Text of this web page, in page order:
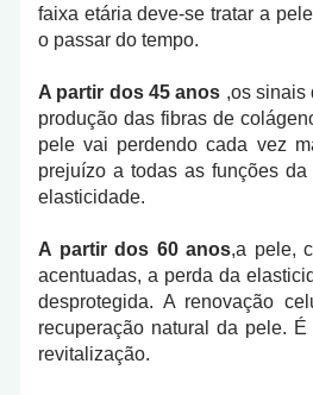
faixa etária deve-se tratar a
o passar do tempo.
A partir dos 45 anos ,os sinais
produção das fibras de
pele vai perdendo cada vez
prejuízo a todas as funções
elasticidade.
A partir dos 60 anos,a pele,
acentuadas, a perda da
desprotegida. A renovação
recuperação natural da pele.
revitalização.